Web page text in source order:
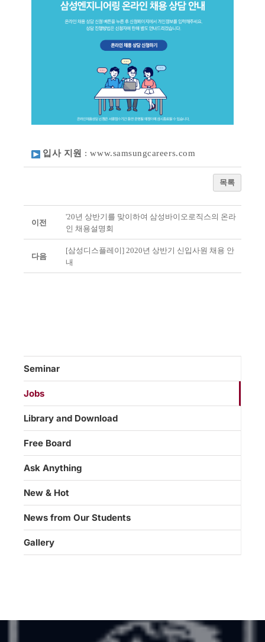
입사 지원 :www.samsungcareers.com
목록
이전
'20년 상반기를 맞이하여 삼성바이오로직스의 온라
인 채용설명회
다음
[삼성디스플레이] 2020년 상반기 신입사원 채용 안
내
Seminar
Jobs
Library and Download
Free Board
Ask Anything
New & Hot
News from Our Students
Gallery